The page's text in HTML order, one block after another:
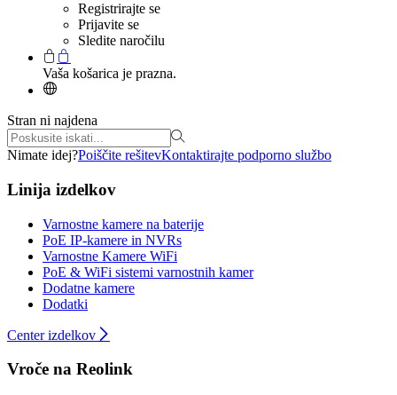
Registrirajte se
Prijavite se
Sledite naročilu
Vaša košarica je prazna.
Stran ni najdena
Nimate idej?Poiščite rešitevKontaktirajte podporno službo
Linija izdelkov
Varnostne kamere na baterije
PoE IP-kamere in NVRs
Varnostne Kamere WiFi
PoE & WiFi sistemi varnostnih kamer
Dodatne kamere
Dodatki
Center izdelkov
Vroče na Reolink